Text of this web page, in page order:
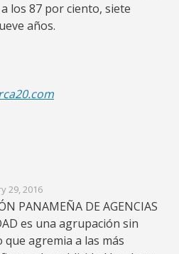
los 87 por ciento, siete
años.
29, 2016
PANAMEÑA DE AGENCIAS
es una agrupación sin
que agremia a las más